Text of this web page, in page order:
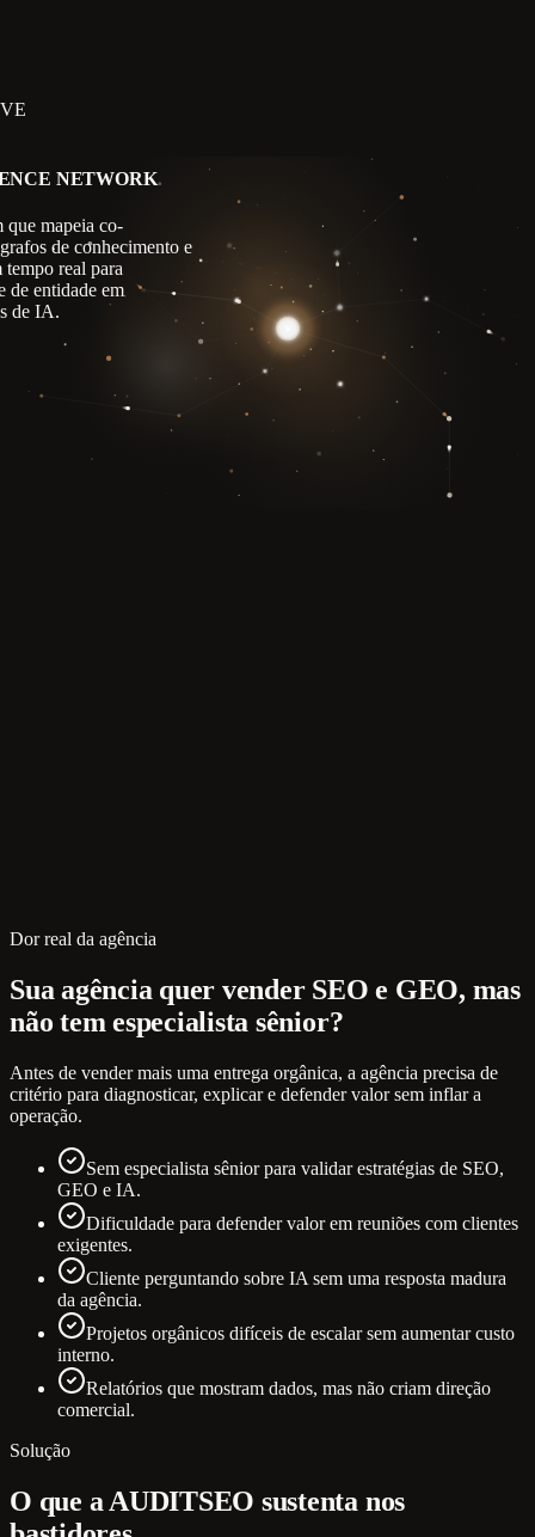
NETWORK
que mapeia co-
de conhecimento e
real para
de entidade em
de IA.
Dor real da agência
Sua agência quer vender SEO e GEO, mas
não tem especialista sênior?
Antes de vender mais uma entrega orgânica, a agência precisa de
critério para diagnosticar, explicar e defender valor sem inflar a
operação.
Sem especialista sênior para validar estratégias de SEO,
GEO e IA.
Dificuldade para defender valor em reuniões com clientes
exigentes.
Cliente perguntando sobre IA sem uma resposta madura
da agência.
Projetos orgânicos difíceis de escalar sem aumentar custo
interno.
Relatórios que mostram dados, mas não criam direção
comercial.
Solução
O que a AUDITSEO sustenta nos